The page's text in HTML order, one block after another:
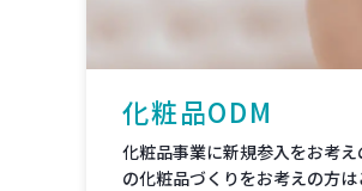
化粧品ODM
化粧品事業に新規参入をお考
の化粧品づくりをお考えの方は